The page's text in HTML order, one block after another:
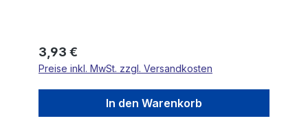
Regulärer Preis:
3,93 €
Preise inkl. MwSt. zzgl. Versandkosten
In den Warenkorb